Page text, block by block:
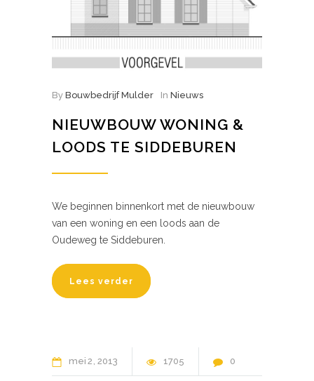
By Bouwbedrijf Mulder In Nieuws
NIEUWBOUW WONING &
LOODS TE SIDDEBUREN
We beginnen binnenkort met de nieuwbouw
van een woning en een loods aan de
Oudeweg te Siddeburen.
Lees verder
mei 2 2013 1705 0